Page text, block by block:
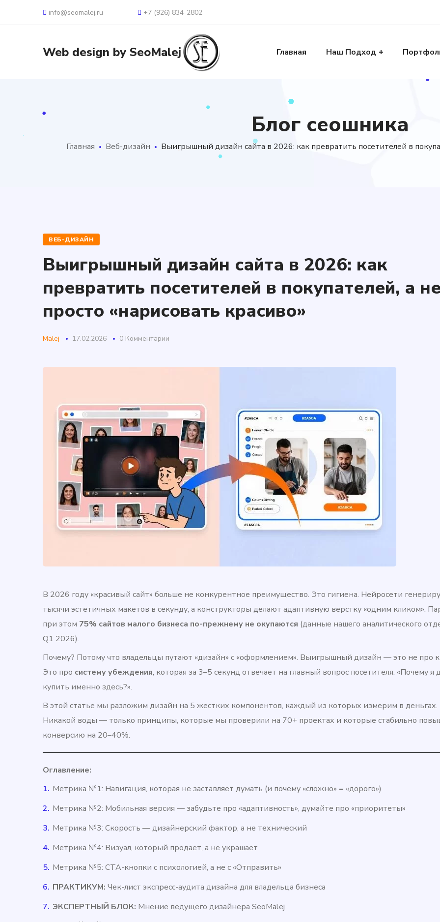
info@seomalej.ru +7 (926) 834-2802
Главная Наш Подход
Блог сеошника
Главная Веб-дизайн Выигрышный дизайн сайта в 2026: как превратить посетителей в
ВЕБ-ДИЗАЙН
Выигрышный дизайн сайта в 2026: как
превратить посетителей в покупателей, а не
просто «нарисовать красиво»
Malej 17.02.2026 0 Комментарии
В 2026 году «красивый сайт» больше не конкурентное преимущество. Это гигиена. Нейросети
тысячи эстетичных макетов в секунду, а конструкторы делают адаптивную верстку «одним кликом».
при этом 75% сайтов малого бизнеса по-прежнему не окупаются (данные нашего аналитического
Q1 2026).
Почему? Потому что владельцы путают «дизайн» с «оформлением». Выигрышный дизайн — это не про
Это про систему убеждения, которая за 3–5 секунд отвечает на главный вопрос посетителя: «Почему я
купить именно здесь?».
В этой статье мы разложим дизайн на 5 жестких компонентов, каждый из которых измерим в деньгах.
Никакой воды — только принципы, которые мы проверили на 70+ проектах и которые стабильно
конверсию на 20–40%.
Оглавление:
Метрика №1: Навигация, которая не заставляет думать (и почему «сложно» = «дорого»)
Метрика №2: Мобильная версия — забудьте про «адаптивность», думайте про «приоритеты»
Метрика №3: Скорость — дизайнерский фактор, а не технический
Метрика №4: Визуал, который продает, а не украшает
Метрика №5: CTA-кнопки с психологией, а не с «Отправить»
ПРАКТИКУМ: Чек-лист экспресс-аудита дизайна для владельца бизнеса
ЭКСПЕРТНЫЙ БЛОК: Мнение ведущего дизайнера SeoMalej